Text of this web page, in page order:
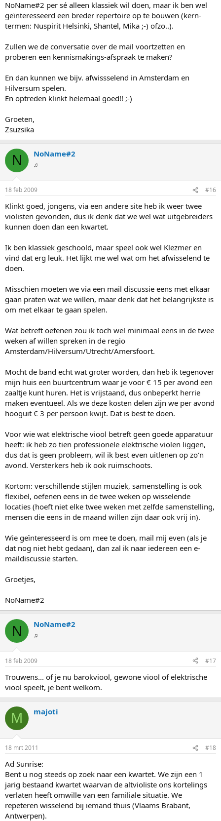
NoName#2 per sé alleen klassiek wil doen, maar ik ben wel
geïnteresseerd een breder repertoire op te bouwen (kern-
termen: Nuspirit Helsinki, Shantel, Mika ;-) ofzo..).
Zullen we de conversatie over de mail voortzetten en
proberen een kennismakings-afspraak te maken?
En dan kunnen we bijv. afwissselend in Amsterdam en
Hilversum spelen.
En optreden klinkt helemaal goed!! ;-)
Groeten,
Zsuzsika
N NoName#2
♫
18 feb 2009 #16
Klinkt goed, jongens, via een andere site heb ik weer twee
violisten gevonden, dus ik denk dat we wel wat uitgebreiders
kunnen doen dan een kwartet.
Ik ben klassiek geschoold, maar speel ook wel Klezmer en
vind dat erg leuk. Het lijkt me wel wat om het afwisselend te
doen.
Misschien moeten we via een mail discussie eens met elkaar
gaan praten wat we willen, maar denk dat het belangrijkste is
om met elkaar te gaan spelen.
Wat betreft oefenen zou ik toch wel minimaal eens in de twee
weken af willen spreken in de regio
Amsterdam/Hilversum/Utrecht/Amersfoort.
Mocht de band echt wat groter worden, dan heb ik tegenover
mijn huis een buurtcentrum waar je voor € 15 per avond een
zaaltje kunt huren. Het is vrijstaand, dus onbeperkt herrie
maken eventueel. Als we deze kosten delen zijn we per avond
hooguit € 3 per persoon kwijt. Dat is best te doen.
Voor wie wat elektrische viool betreft geen goede apparatuur
heeft: ik heb zo tien professionele elektrische violen liggen,
dus dat is geen probleem, wil ik best even uitlenen op zo'n
avond. Versterkers heb ik ook ruimschoots.
Kortom: verschillende stijlen muziek, samenstelling is ook
flexibel, oefenen eens in de twee weken op wisselende
locaties (hoeft niet elke twee weken met zelfde samenstelling,
mensen die eens in de maand willen zijn daar ook vrij in).
Wie geïnteresseerd is om mee te doen, mail mij even (als je
dat nog niet hebt gedaan), dan zal ik naar iedereen een e-
maildiscussie starten.
Groetjes,
NoName#2
N NoName#2
♫
18 feb 2009 #17
Trouwens... of je nu barokviool, gewone viool of elektrische
viool speelt, je bent welkom.
M majoti
18 mrt 2011 #18
Ad Sunrise:
Bent u nog steeds op zoek naar een kwartet. We zijn een 1
jarig bestaand kwartet waarvan de altvioliste ons kortelings
verlaten heeft omwille van een familiale situatie. We
repeteren wisselend bij iemand thuis (Vlaams Brabant,
Antwerpen).